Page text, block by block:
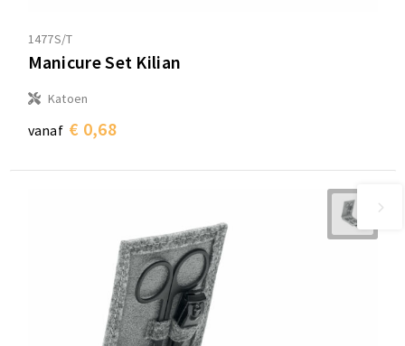
1477S/T
Manicure Set Kilian
Katoen
vanaf € 0,68